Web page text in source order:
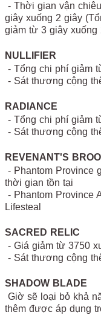
- Thời gian vận
giây xuống 2 giây
giảm từ 3 giây xuống
NULLIFIER
- Tổng chi phí giảm
- Sát thương cộng
RADIANCE
- Tổng chi phí giảm
- Sát thương cộng
REVENANT'S
- Phantom Province
thời gian tồn tại
- Phantom Province
Lifesteal
SACRED RELIC
- Giá giảm từ 3750
- Sát thương cộng
SHADOW BLADE
Giờ sẽ loại bỏ khả
thêm được áp dụng